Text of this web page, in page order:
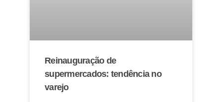
Reinauguração de
supermercados: tendência no
varejo